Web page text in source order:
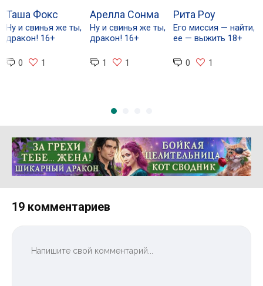
Таша Фокс
Ну и свинья же ты,
дракон! 16+
0 1
Арелла Сонма
Ну и свинья же ты,
дракон! 16+
1 1
Рита Роу
Его миссия — найти,
ее — выжить 18+
0 1
Реклама 16+ АО «ЛитГород»
19 комментариев